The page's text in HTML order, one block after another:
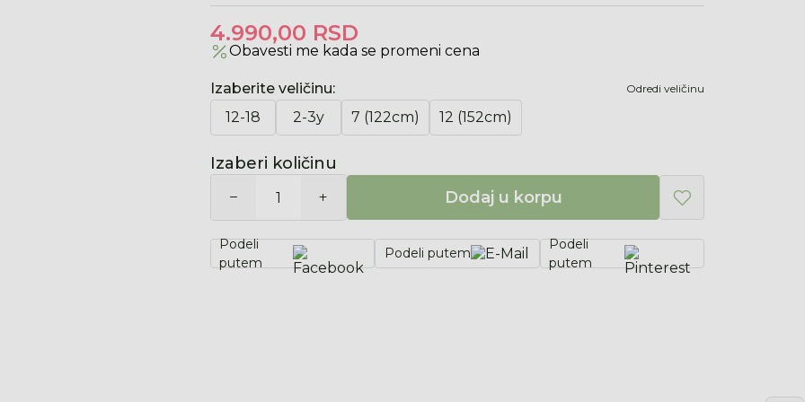
4.990,00 RSD
Obavesti me kada se promeni cena
Izaberite veličinu: Odredi veličinu
12-18 2-3y 7 (122cm) 12 (152cm)
Izaberi količinu
Dodaj u korpu
Podeli
putem
Podeli putem
Podeli
putem